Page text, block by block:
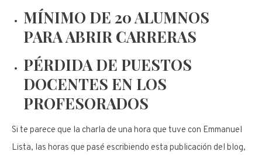
MÍNIMO DE 20 ALUMNOS
PARA ABRIR CARRERAS
PÉRDIDA DE PUESTOS
DOCENTES EN LOS
PROFESORADOS
Si te parece que la charla de una hora que tuve con Emmanuel
Lista, las horas que pasé escribiendo esta publicación del blog,